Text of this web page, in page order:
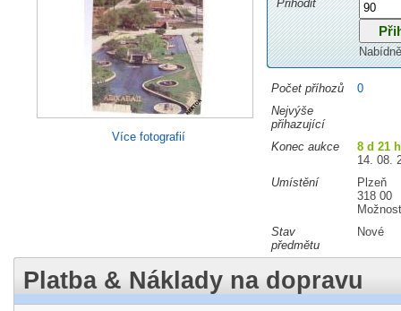
Více fotografií
Přihodit
Počet příhozů
0
Nejvýše
přihazující
Konec aukce
8 d 21
14. 08.
Umístění
Plzeň
318 00
Stav
předmětu
Nové
Platba & Náklady na dopravu